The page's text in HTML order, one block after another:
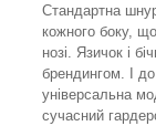
Стандартна
кожного боку,
нозі. Язичок і
брендингом. І
універсальна
сучасний